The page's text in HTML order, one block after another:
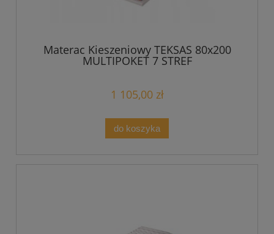
Materac Kieszeniowy TEKSAS 80x200
MULTIPOKET 7 STREF
1 105,00 zł
do koszyka